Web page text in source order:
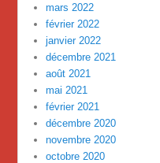
mars 2022
février 2022
janvier 2022
décembre 2021
août 2021
mai 2021
février 2021
décembre 2020
novembre 2020
octobre 2020